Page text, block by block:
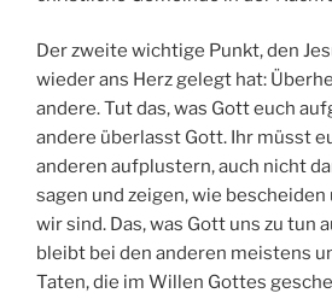
Der zweite wichtige Punkt, den
wieder ans Herz gelegt hat:
andere. Tut das, was Gott euch
andere überlasst Gott. Ihr müsst
anderen aufplustern, auch nicht
sagen und zeigen, wie
wir sind. Das, was Gott uns zu tun
bleibt bei den anderen meistens
Taten, die im Willen Gottes